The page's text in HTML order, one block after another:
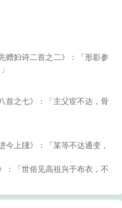
赠妇诗二首之二》：「形影参
首之七》：「主父宦不达，骨
今上牋》：「某等不达通变，
：「世俗见高祖兴于布衣，不